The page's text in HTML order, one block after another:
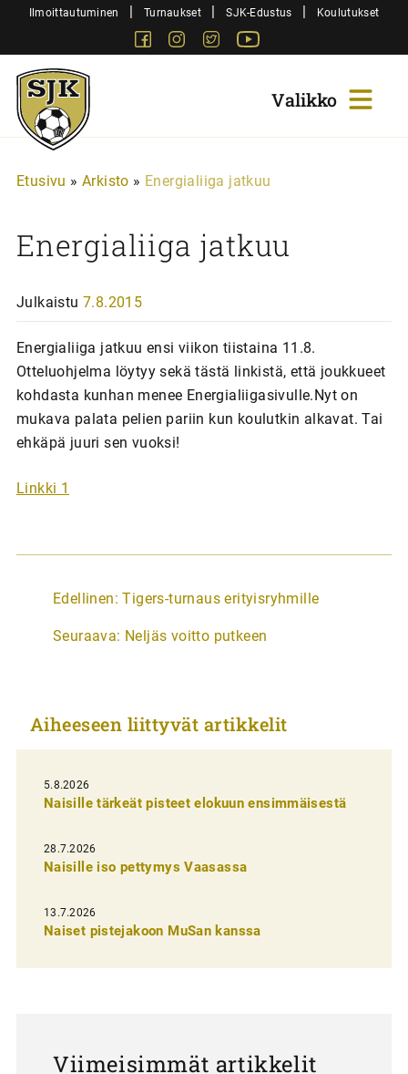
SiirryIlmoittautuminen | Turnaukset | SJK-Edustus | Koulutukset
FacebookInstagram
Twitter
Sjk-
Juniorit
Etusivu » Arkisto » Energialiiga jatkuu
Energialiiga jatkuu
Julkaistu 7.8.2015
Energialiiga jatkuu ensi viikon tiistaina 11.8.
Otteluohjelma löytyy sekä tästä linkistä, että joukkueet
kohdasta kunhan menee Energialiigasivulle.Nyt on
mukava palata pelien pariin kun koulutkin alkavat. Tai
ehkäpä juuri sen vuoksi!
Linkki 1
A
t
k
e
l
i
e
n
e
Edellinen: Tigers-turnaus erityisryhmille
Seuraava: Neljäs voitto putkeen
Aiheeseen liittyvät artikkelit
5.8.2026
Naisille tärkeät pisteet elokuun ensimmäisestä
28.7.2026
Naisille iso pettymys Vaasassa
13.7.2026
Naiset pistejakoon MuSan kanssa
Viimeisimmät artikkelit